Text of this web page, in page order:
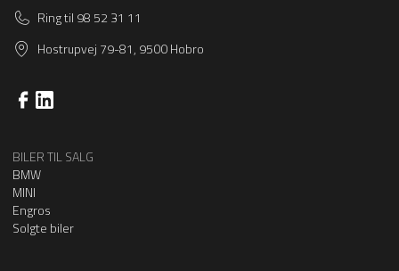
Ring til 98 52 31 11
Hostrupvej 79-81, 9500 Hobro
BILER TIL SALG
BMW
MINI
Engros
Solgte biler